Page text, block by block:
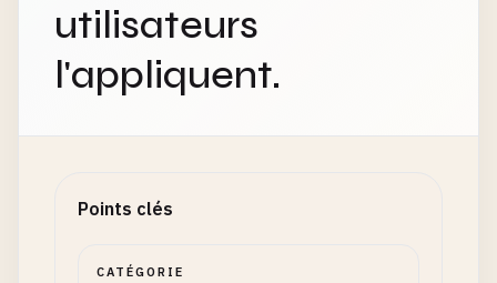
utilisateurs
l'appliquent.
Points clés
CATÉGORIE